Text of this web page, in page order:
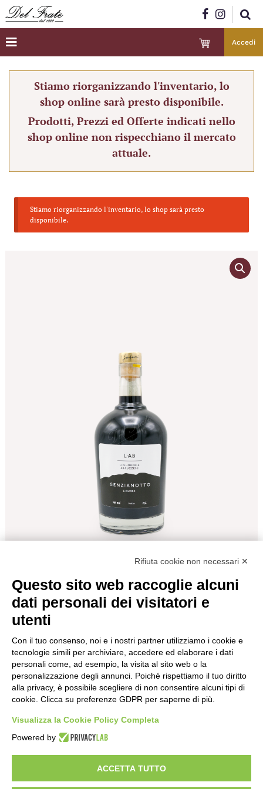
Accedi
Stiamo riorganizzando l'inventario, lo
shop online sarà presto disponibile.
Prodotti, Prezzi ed Offerte indicati nello
shop online non rispecchiano il mercato
attuale.
Stiamo riorganizzando l'inventario, lo shop sarà presto
disponibile.
Indietro
GENZIANOTTO LIQUORE CL.70
Tipo
Amari
Formato
70
€21,50
Vini Italiani ed Esteri, Distillati e Specialità Enogastromiche
Privacy policy & cookie policy Impostazioni Cookies Termini e condizioni
Rifiuta cookie non necessari ✕
Questo sito web raccoglie alcuni
dati personali dei visitatori e
utenti
Con il tuo consenso, noi e i nostri partner utilizziamo i cookie e
tecnologie simili per archiviare, accedere ed elaborare i dati
personali come, ad esempio, la visita al sito web o la
personalizzazione degli annunci. Poiché rispettiamo il tuo diritto
alla privacy, è possibile scegliere di non consentire alcuni tipi di
cookie. Clicca su preferenze GDPR per saperne di più.
Visualizza la Cookie Policy Completa
Powered by
ACCETTA TUTTO